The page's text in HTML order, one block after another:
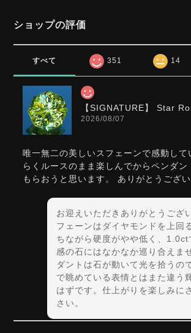
ショップの評価
すべて 351 14
2026/08/07
唯一無二の美しいスフェーンで感動して
らくルースのまま楽しんでからペンダン
もらおうと思います。 ありがとうござい
お迎えいただきありがとうござ
フェーンはダイヤモンドを上回
ちながら硬度がやや低く、1.0ct
感の石にはなかなか巡り合えま
ダントは石が動いて光を拾うの
で眺めている表情とはまた違う
はずです。仕上がりを楽しみに
さい。